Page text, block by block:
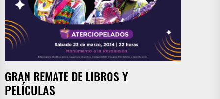
GRAN REMATE DE LIBROS Y
PELÍCULAS